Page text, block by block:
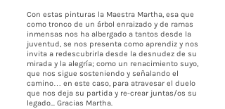
Con estas pinturas la Maestra Martha, esa que
como tronco de un árbol enraizado y de ramas
inmensas nos ha albergado a tantos desde la
juventud, se nos presenta como aprendiz y nos
invita a redescubrirla desde la desnudez de su
mirada y la alegría; como un renacimiento suyo,
que nos sigue sosteniendo y señalando el
camino… en este caso, para atravesar el duelo
que nos deja su partida y re-crear juntas/os su
legado... Gracias Martha.